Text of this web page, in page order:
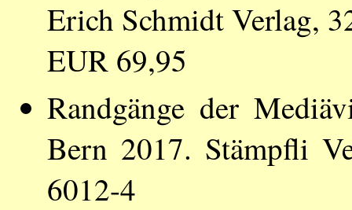
Erich Schmidt Verlag,
EUR 69,95
Randgänge der
Bern 2017. Stämpfli
6012-4